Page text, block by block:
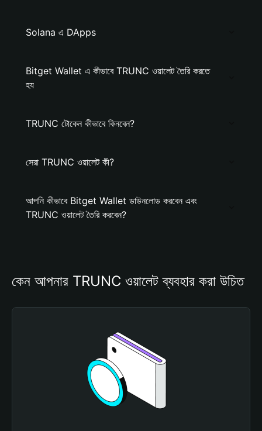
Solana এ DApps
Bitget Wallet এ কীভাবে TRUNC ওয়ালেট তৈরি করতে
হয
TRUNC টোকেন কীভাবে কিনবেন?
সেরা TRUNC ওয়ালেট কী?
আপনি কীভাবে Bitget Wallet ডাউনলোড করবেন এবং
TRUNC ওয়ালেট তৈরি করবেন?
কেন আপনার TRUNC ওয়ালেট ব্যবহার করা উচিত